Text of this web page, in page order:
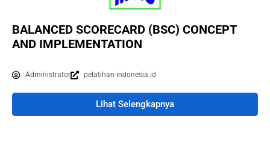
BALANCED SCORECARD (BSC) CONCEPT
AND IMPLEMENTATION
Administrator pelatihan-indonesia.id
Lihat Selengkapnya